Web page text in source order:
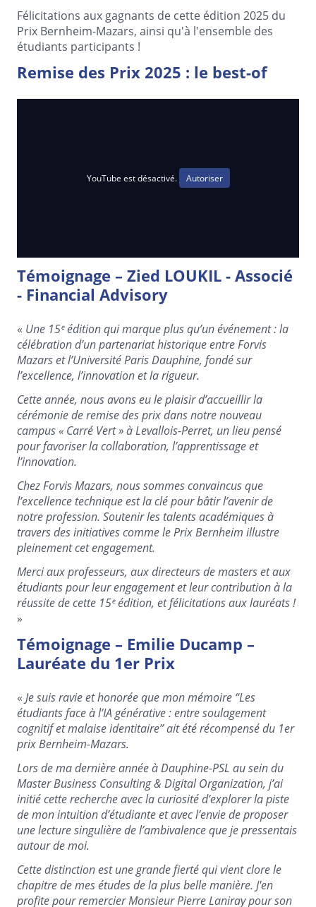
Félicitations aux gagnants de cette édition 2025 du
Prix Bernheim-Mazars, ainsi qu'à l'ensemble des
étudiants participants !
Remise des Prix 2025 : le best-of
YouTube est désactivé. Autoriser
Témoignage – Zied LOUKIL - Associé
- Financial Advisory
« Une 15ᵉ édition qui marque plus qu’un événement : la
célébration d’un partenariat historique entre Forvis
Mazars et l’Université Paris Dauphine, fondé sur
l’excellence, l’innovation et la rigueur.
Cette année, nous avons eu le plaisir d’accueillir la
cérémonie de remise des prix dans notre nouveau
campus « Carré Vert » à Levallois-Perret, un lieu pensé
pour favoriser la collaboration, l’apprentissage et
l’innovation.
Chez Forvis Mazars, nous sommes convaincus que
l’excellence technique est la clé pour bâtir l’avenir de
notre profession. Soutenir les talents académiques à
travers des initiatives comme le Prix Bernheim illustre
pleinement cet engagement.
Merci aux professeurs, aux directeurs de masters et aux
étudiants pour leur engagement et leur contribution à la
réussite de cette 15ᵉ édition, et félicitations aux lauréats !
»
Témoignage – Emilie Ducamp –
Lauréate du 1er Prix
« Je suis ravie et honorée que mon mémoire “Les
étudiants face à l’IA générative : entre soulagement
cognitif et malaise identitaire” ait été récompensé du 1er
prix Bernheim-Mazars.
Lors de ma dernière année à Dauphine-PSL au sein du
Master Business Consulting & Digital Organization, j’ai
initié cette recherche avec la curiosité d’explorer la piste
de mon intuition d’étudiante et avec l’envie de proposer
une lecture singulière de l’ambivalence que je pressentais
autour de moi.
Cette distinction est une grande fierté qui vient clore le
chapitre de mes études de la plus belle manière. J'en
profite pour remercier Monsieur Pierre Laniray pour son